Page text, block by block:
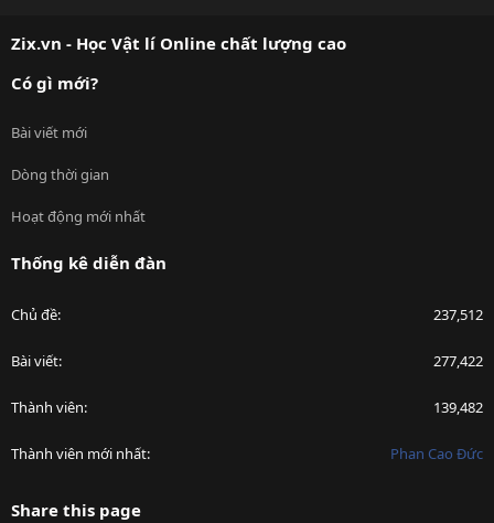
Zix.vn - Học Vật lí Online chất lượng cao
Có gì mới?
Bài viết mới
Dòng thời gian
Hoạt động mới nhất
Thống kê diễn đàn
Chủ đề 237,512
Bài viết 277,422
Thành viên 139,482
Thành viên mới nhất Phan Cao Đức
Share this page